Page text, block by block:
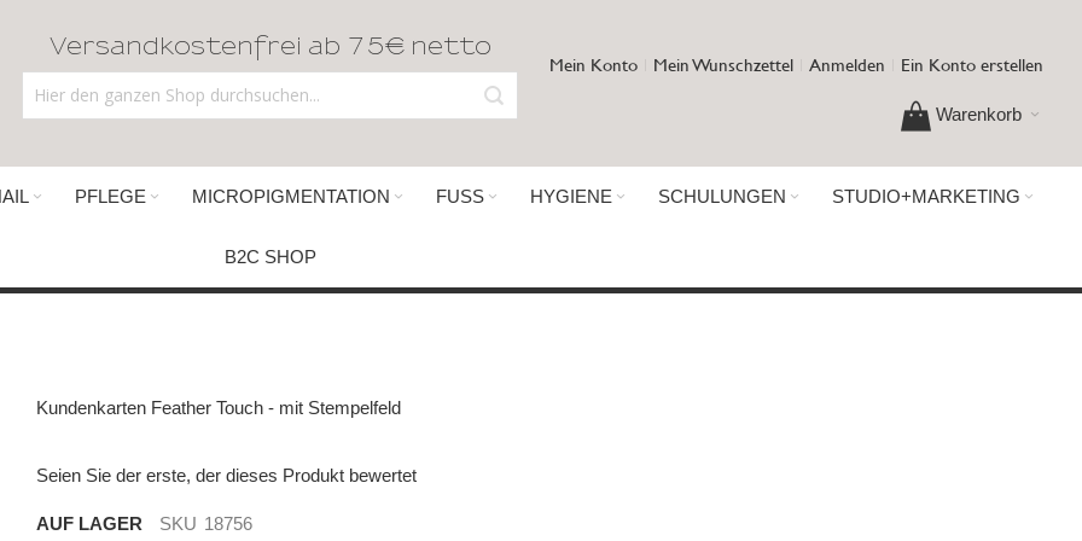
Versandkostenfrei ab 75€ netto
Mein Konto Mein Wunschzettel Anmelden Ein Konto erstellen
Warenkorb
PFLEGE MICROPIGMENTATION FUSS HYGIENE SCHULUNGEN STUDIO+MARKETING
B2C SHOP
Kundenkarten Feather Touch - mit Stempelfeld
Seien Sie der erste, der dieses Produkt bewertet
AUF LAGER SKU 18756